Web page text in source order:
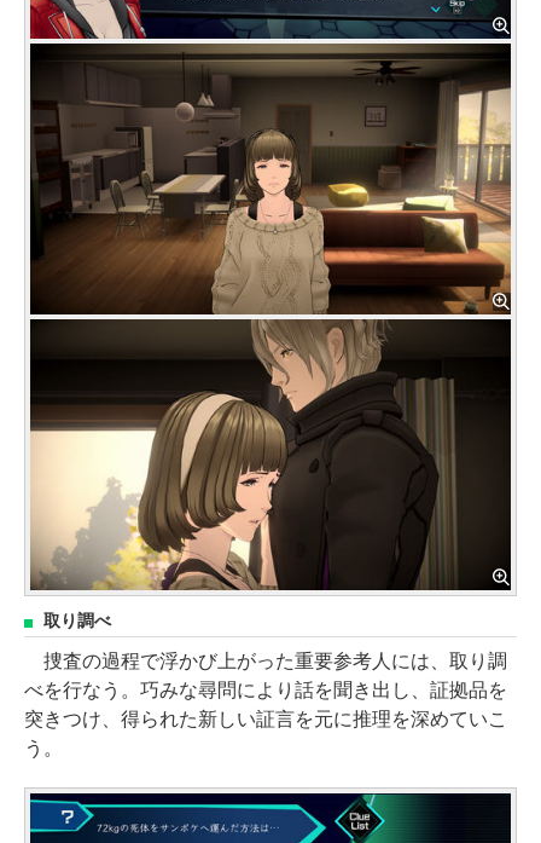
取り調べ
捜査の過程で浮かび上がった重要参考人には、取り調
べを行なう。巧みな尋問により話を聞き出し、証拠品を
突きつけ、得られた新しい証言を元に推理を深めていこ
う。